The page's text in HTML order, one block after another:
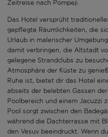
Zeitreise nach Pompeji.
Das Hotel versprüht
gepflegte Räumlichkeiten, die
Urlaub in malerischer
damit verbringen, die Altstadt
gelegene Strandclubs zu
Atmosphäre der Küste zu
Ruhe ist, bietet dir das Hotel
abseits der belebten Gassen
Poolbereich und einem Jacuzzi
Pool sorgt zwischen den
während die Dachterrasse mit
den Vesuv beeindruckt. Wenn